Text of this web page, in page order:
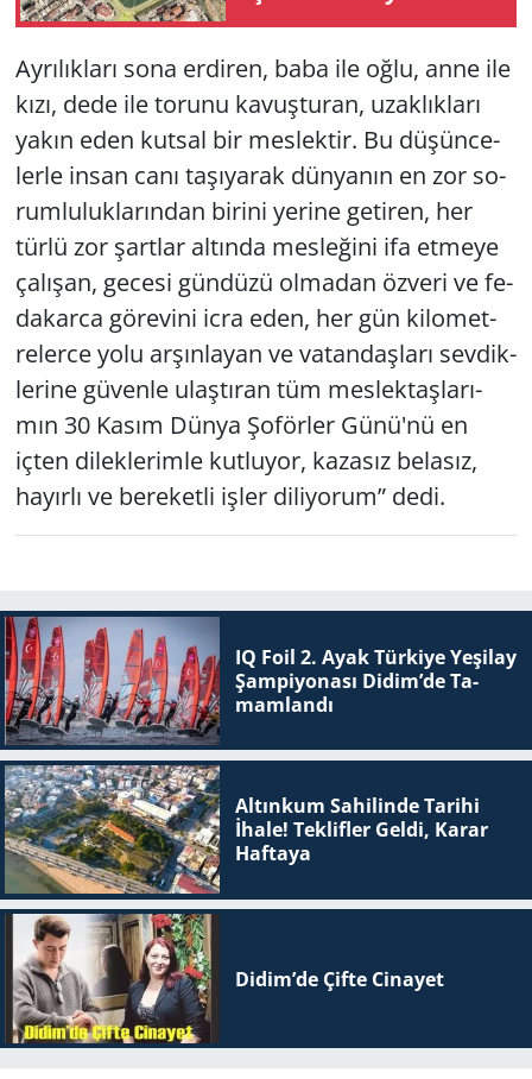
yor!
Ay­rı­lık­la­rı sona er­di­ren, baba ile oğlu, anne ile
kızı, dede ile to­ru­nu ka­vuş­tu­ran, uzak­lık­la­rı
yakın eden kut­sal bir mes­lek­tir. Bu dü­şün­ce­
ler­le insan canı ta­şı­ya­rak dün­ya­nın en zor so­
rum­lu­luk­la­rın­dan bi­ri­ni ye­ri­ne ge­ti­ren, her
türlü zor şart­lar al­tın­da mes­le­ği­ni ifa et­me­ye
ça­lı­şan, ge­ce­si gün­dü­zü ol­ma­dan öz­ve­ri ve fe­
da­kar­ca gö­re­vi­ni icra eden, her gün ki­lo­met­
re­ler­ce yolu ar­şın­la­yan ve va­tan­daş­la­rı sev­dik­
le­ri­ne gü­ven­le ulaş­tı­ran tüm mes­lek­taş­la­rı­
mın 30 Kasım Dünya Şo­för­ler Günü'nü en
içten di­lek­le­rim­le kut­lu­yor, ka­za­sız be­la­sız,
ha­yır­lı ve be­re­ket­li işler di­li­yo­rum” dedi.
IQ Foil 2. Ayak Tür­ki­ye Ye­şi­lay
Şam­pi­yo­na­sı Didim’de Ta­
mam­lan­dı
Altınkum Sahilinde Tarihi
İhale! Teklifler Geldi, Karar
Haftaya
Didim’de Çifte Ci­na­yet